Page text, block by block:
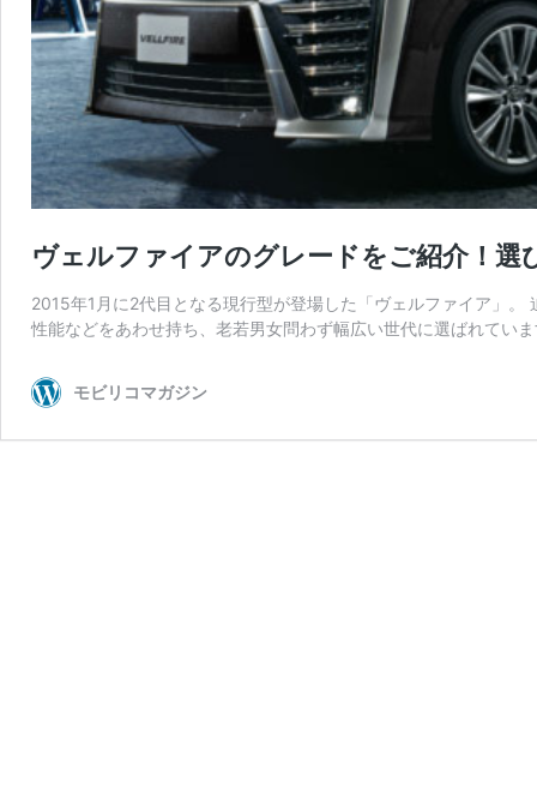
ヴェルファイアのグレードをご紹介！選
2015年1月に2代目となる現行型が登場した「ヴェルファイア」
性能などをあわせ持ち、老若男女問わず幅広い世代に選ばれてい
モビリコマガジン